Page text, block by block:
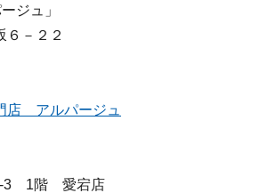
ジュ」
６－２２
店 アルパージュ
3 1階 愛宕店